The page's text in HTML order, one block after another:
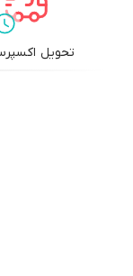
تحویل